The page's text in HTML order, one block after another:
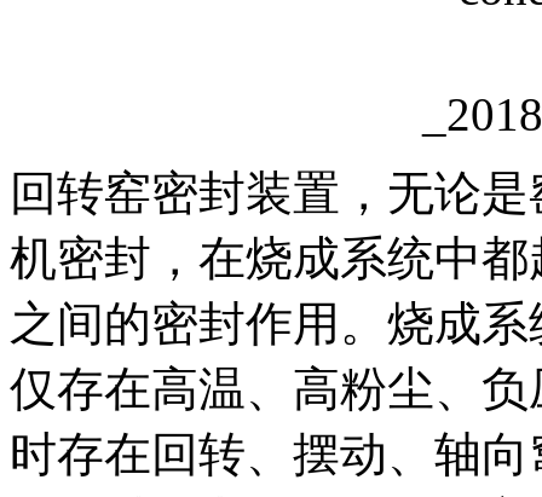
回转窑密封装置，无论
机密封，在烧成系统中
之间的密封作用。烧成
仅存在高温、高粉尘、
时存在回转、摆动、轴